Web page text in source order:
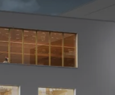
投资方
EPIC
景观设计
CHARMOY